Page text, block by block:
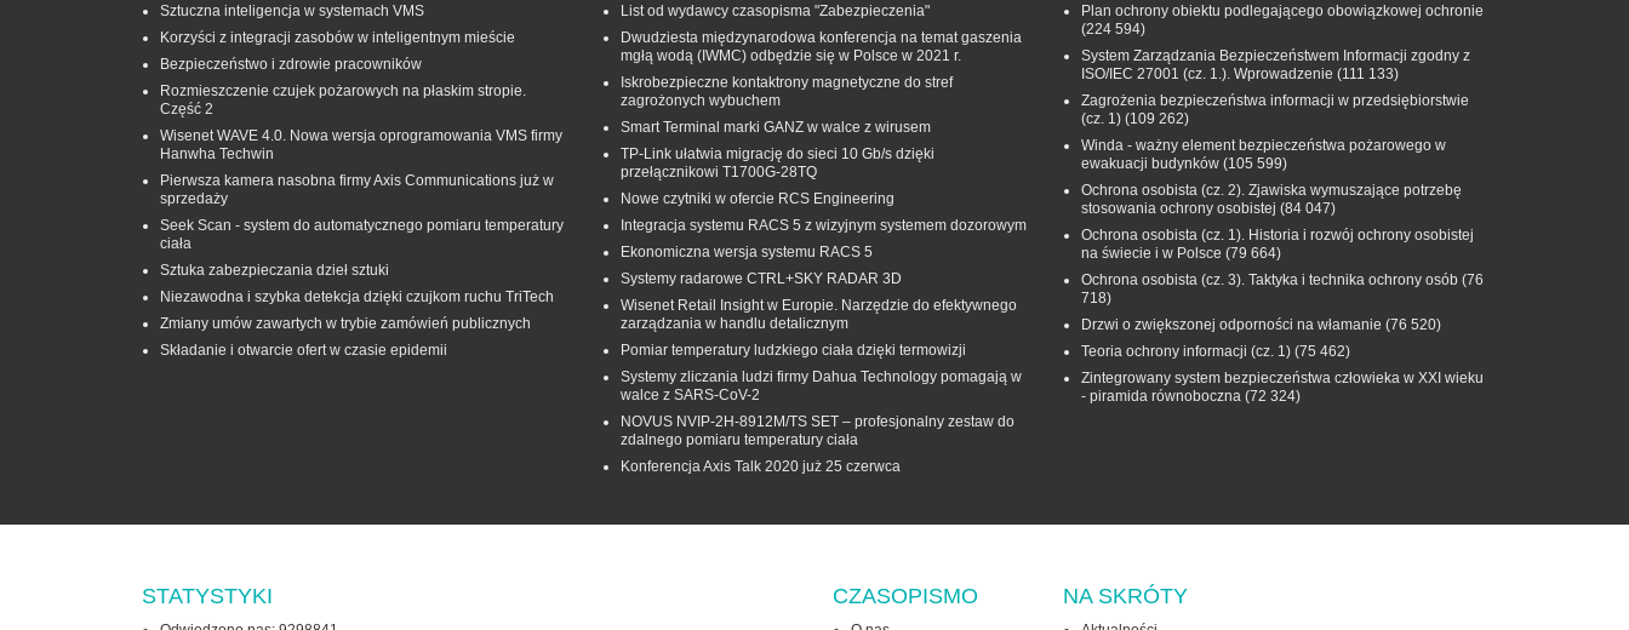
Sztuczna inteligencja w systemach VMS
Korzyści z integracji zasobów w inteligentnym mieście
Bezpieczeństwo i zdrowie pracowników
Rozmieszczenie czujek pożarowych na płaskim stropie.
Część 2
Wisenet WAVE 4.0. Nowa wersja oprogramowania VMS firmy
Hanwha Techwin
Pierwsza kamera nasobna firmy Axis Communications już w
sprzedaży
Seek Scan - system do automatycznego pomiaru temperatury
ciała
Sztuka zabezpieczania dzieł sztuki
Niezawodna i szybka detekcja dzięki czujkom ruchu TriTech
Zmiany umów zawartych w trybie zamówień publicznych
Składanie i otwarcie ofert w czasie epidemii
List od wydawcy czasopisma "Zabezpieczenia"
Dwudziesta międzynarodowa konferencja na temat gaszenia
mgłą wodą (IWMC) odbędzie się w Polsce w 2021 r.
Iskrobezpieczne kontaktrony magnetyczne do stref
zagrożonych wybuchem
Smart Terminal marki GANZ w walce z wirusem
TP-Link ułatwia migrację do sieci 10 Gb/s dzięki
przełącznikowi T1700G‑28TQ
Nowe czytniki w ofercie RCS Engineering
Integracja systemu RACS 5 z wizyjnym systemem dozorowym
Ekonomiczna wersja systemu RACS 5
Systemy radarowe CTRL+SKY RADAR 3D
Wisenet Retail Insight w Europie. Narzędzie do efektywnego
zarządzania w handlu detalicznym
Pomiar temperatury ludzkiego ciała dzięki termowizji
Systemy zliczania ludzi firmy Dahua Technology pomagają w
walce z SARS-CoV-2
NOVUS NVIP-2H-8912M/TS SET – profesjonalny zestaw do
zdalnego pomiaru temperatury ciała
Konferencja Axis Talk 2020 już 25 czerwca
Plan ochrony obiektu podlegającego obowiązkowej ochronie
(224 594)
System Zarządzania Bezpieczeństwem Informacji zgodny z
ISO/IEC 27001 (cz. 1.). Wprowadzenie (111 133)
Zagrożenia bezpieczeństwa informacji w przedsiębiorstwie
(cz. 1) (109 262)
Winda - ważny element bezpieczeństwa pożarowego w
ewakuacji budynków (105 599)
Ochrona osobista (cz. 2). Zjawiska wymuszające potrzebę
stosowania ochrony osobistej (84 047)
Ochrona osobista (cz. 1). Historia i rozwój ochrony osobistej
na świecie i w Polsce (79 664)
Ochrona osobista (cz. 3). Taktyka i technika ochrony osób (76
718)
Drzwi o zwiększonej odporności na włamanie (76 520)
Teoria ochrony informacji (cz. 1) (75 462)
Zintegrowany system bezpieczeństwa człowieka w XXI wieku
- piramida równoboczna (72 324)
STATYSTYKI CZASOPISMO NA SKRÓTY